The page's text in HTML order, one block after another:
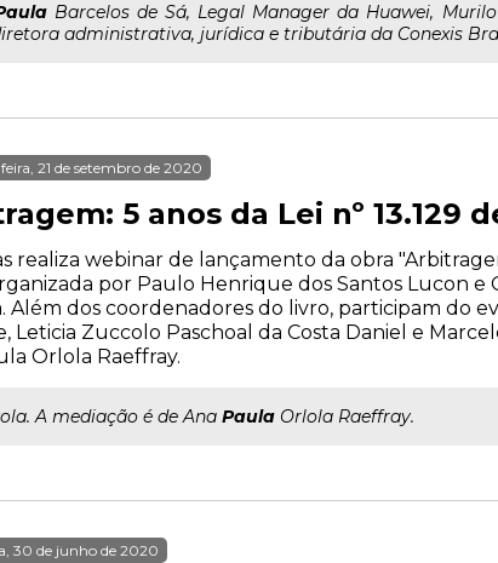
Barcelos de Sá, Legal Manager da Huawei,
administrativa, jurídica e tributária da Conexis
21 de setembro de 2020
5 anos da Lei nº 13.129
realiza webinar de lançamento da obra
por Paulo Henrique dos Santos Lucon e
Além dos coordenadores do livro, participam do
Leticia Zuccolo Paschoal da Costa Daniel e
Orlola Raeffray.
A mediação é de Ana Paula Orlola Raeffray.
30 de junho de 2020